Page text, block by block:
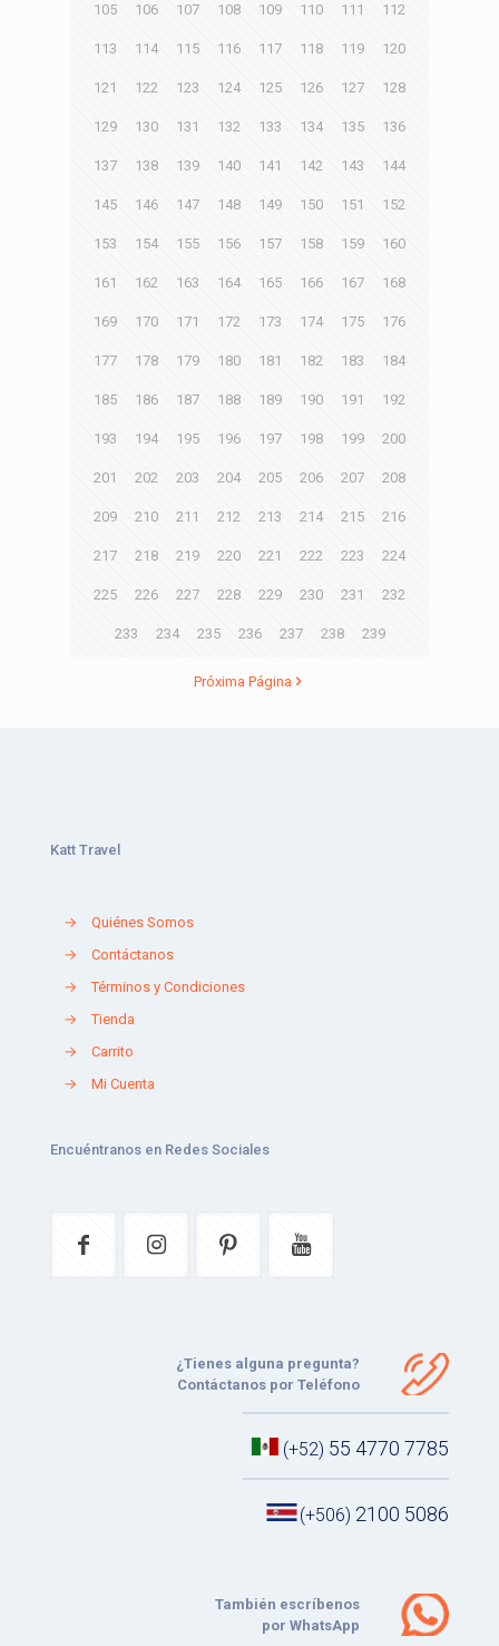
105 106 107 108 109 110 111 112
113 114 115 116 117 118 119 120
121 122 123 124 125 126 127 128
129 130 131 132 133 134 135 136
137 138 139 140 141 142 143 144
145 146 147 148 149 150 151 152
153 154 155 156 157 158 159 160
161 162 163 164 165 166 167 168
169 170 171 172 173 174 175 176
177 178 179 180 181 182 183 184
185 186 187 188 189 190 191 192
193 194 195 196 197 198 199 200
201 202 203 204 205 206 207 208
209 210 211 212 213 214 215 216
217 218 219 220 221 222 223 224
225 226 227 228 229 230 231 232
233 234 235 236 237 238 239
Próxima Página
Katt Travel
→
Quiénes Somos
→
Contáctanos
→
Términos y Condiciones
→
Tienda
→
Carrito
→
Mi Cuenta
Encuéntranos en Redes Sociales
¿Tienes alguna pregunta?
Contáctanos por Teléfono
(+52) 55 4770 7785
(+506) 2100 5086
También escríbenos
por WhatsApp